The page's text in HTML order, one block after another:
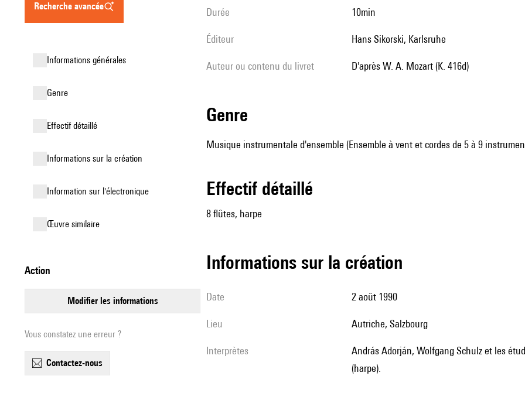
recherche avancée
informations générales
genre
effectif détaillé
informations sur la création
Information sur l'électronique
œuvre similaire
action
modifier les informations
Vous constatez une erreur ?
contactez-nous
durée 10min
éditeur Hans Sikorski, Karlsruhe
Auteur ou contenu du livret D'après W. A. Mozart (K. 416d)
genre
Musique instrumentale d'ensemble (Ensemble à vent et cordes de 5 à 9
effectif détaillé
8 flûtes, harpe
informations sur la création
date 2 août 1990
lieu Autriche, Salzbourg
interprètes
András Adorján, Wolfgang Schulz et les étudiants de l'académie d'été Mozarteum (flûtes) et Anna Lelkes
(harpe).